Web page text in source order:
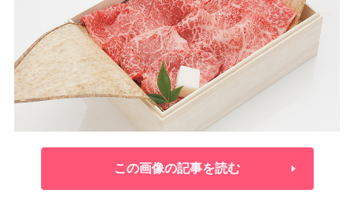
この画像の記事を読む